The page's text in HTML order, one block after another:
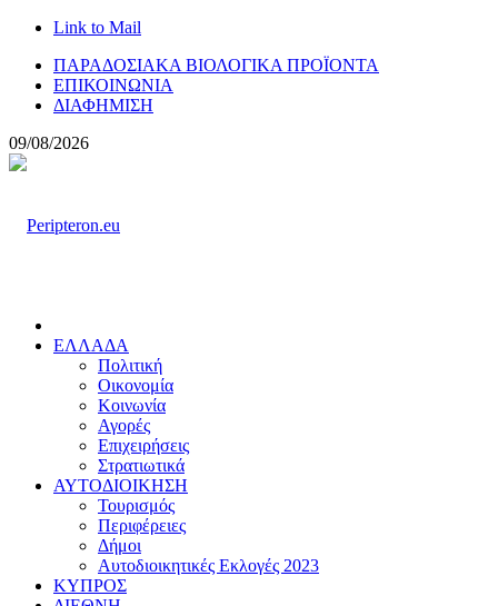
Link to Mail
ΠΑΡΑΔΟΣΙΑΚΑ ΒΙΟΛΟΓΙΚΑ ΠΡΟΪΟΝΤΑ
ΕΠΙΚΟΙΝΩΝΙΑ
ΔΙΑΦΗΜΙΣΗ
09/08/2026
ΕΛΛΑΔΑ
Πολιτική
Οικονομία
Κοινωνία
Αγορές
Επιχειρήσεις
Στρατιωτικά
ΑΥΤΟΔΙΟΙΚΗΣΗ
Τουρισμός
Περιφέρειες
Δήμοι
Αυτοδιοικητικές Εκλογές 2023
ΚΥΠΡΟΣ